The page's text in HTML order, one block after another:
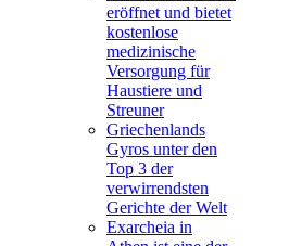
eröffnet und bietet
kostenlose
medizinische
Versorgung für
Haustiere und
Streuner
Griechenlands
Gyros unter den
Top 3 der
verwirrendsten
Gerichte der Welt
Exarcheia in